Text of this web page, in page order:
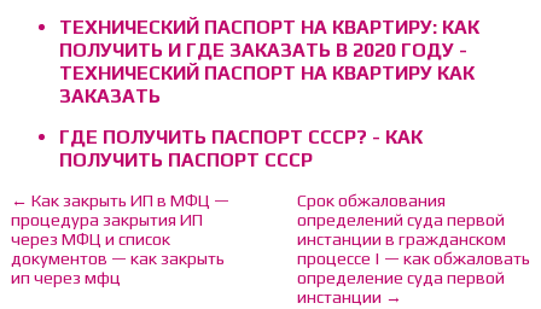
ТЕХНИЧЕСКИЙ ПАСПОРТ НА КВАРТИРУ: КАК
ПОЛУЧИТЬ И ГДЕ ЗАКАЗАТЬ В 2020 ГОДУ -
ТЕХНИЧЕСКИЙ ПАСПОРТ НА КВАРТИРУ КАК
ЗАКАЗАТЬ
ГДЕ ПОЛУЧИТЬ ПАСПОРТ СССР? - КАК
ПОЛУЧИТЬ ПАСПОРТ СССР
← Как закрыть ИП в МФЦ —
процедура закрытия ИП
через МФЦ и список
документов — как закрыть
ип через мфц
Срок обжалования
определений суда первой
инстанции в гражданском
процессе | — как обжаловать
определение суда первой
инстанции →